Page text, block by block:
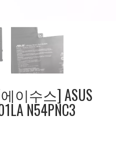
이수스] ASUS
N54PNC3